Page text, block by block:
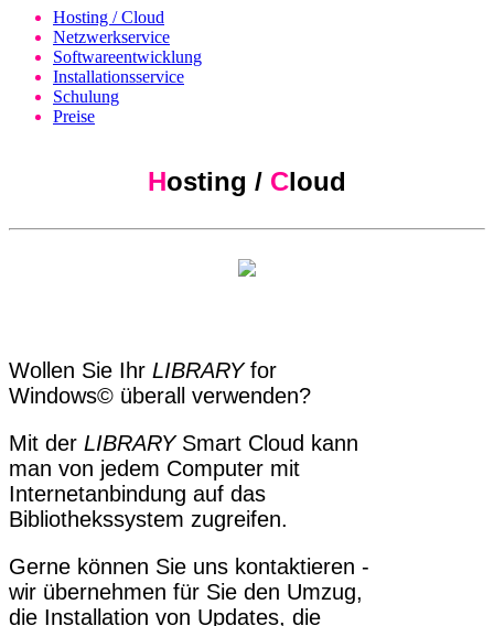
Hosting / Cloud
Netzwerkservice
Softwareentwicklung
Installationsservice
Schulung
Preise
Hosting / Cloud
Wollen Sie Ihr LIBRARYfor
Windows© überall verwenden?
Mit der LIBRARYSmart Cloud kann
man von jedem Computer mit
Internetanbindung auf das
Bibliothekssystem zugreifen.
Gerne können Sie uns kontaktieren -
wir übernehmen für Sie den Umzug,
die Installation von Updates, die